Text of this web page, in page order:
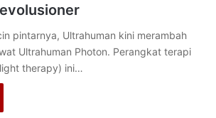
pintarnya, Ultrahuman kini merambah
Ultrahuman Photon. Perangkat terapi
therapy) ini…